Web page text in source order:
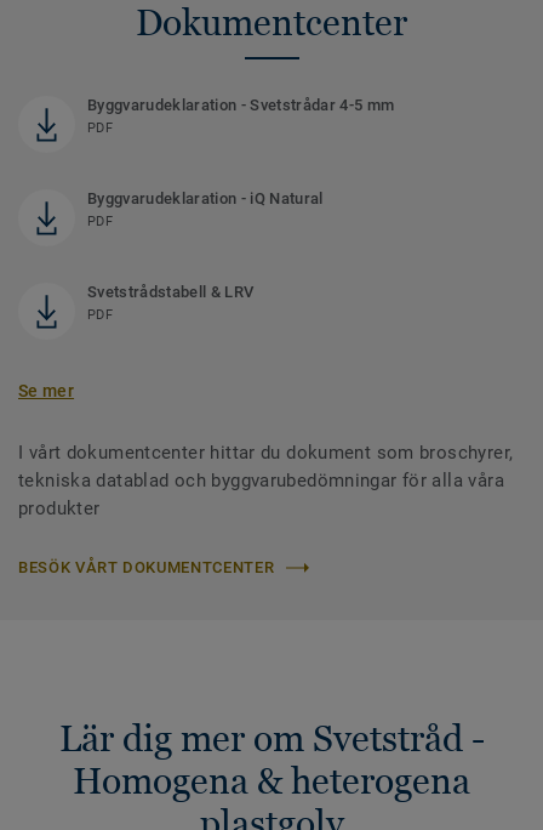
Dokumentcenter
Byggvarudeklaration - Svetstrådar 4-5 mm
PDF
Byggvarudeklaration - iQ Natural
PDF
Svetstrådstabell & LRV
PDF
Se mer
I vårt dokumentcenter hittar du dokument som broschyrer,
tekniska datablad och byggvarubedömningar för alla våra
produkter
BESÖK VÅRT DOKUMENTCENTER
Lär dig mer om Svetstråd -
Homogena & heterogena